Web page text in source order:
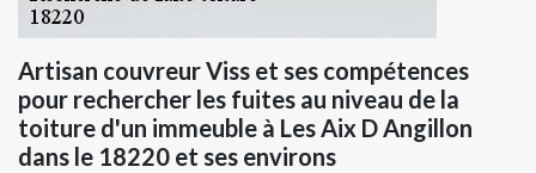
Artisan couvreur Viss et ses compétences
pour rechercher les fuites au niveau de la
toiture d'un immeuble à Les Aix D Angillon
dans le 18220 et ses environs